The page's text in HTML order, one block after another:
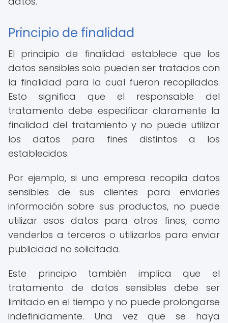
Principio de finalidad
El principio de finalidad establece que los
datos sensibles solo pueden ser tratados con
la finalidad para la cual fueron recopilados.
Esto significa que el responsable del
tratamiento debe especificar claramente la
finalidad del tratamiento y no puede utilizar
los datos para fines distintos a los
establecidos.
Por ejemplo, si una empresa recopila datos
sensibles de sus clientes para enviarles
información sobre sus productos, no puede
utilizar esos datos para otros fines, como
venderlos a terceros o utilizarlos para enviar
publicidad no solicitada.
Este principio también implica que el
tratamiento de datos sensibles debe ser
limitado en el tiempo y no puede prolongarse
indefinidamente. Una vez que se haya